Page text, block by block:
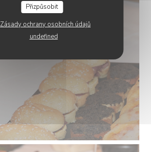
Přizpůsobit
Zásady ochrany osobních údajů
undefined